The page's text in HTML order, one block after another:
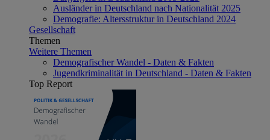
Ausländer in Deutschland nach Nationalität 2025
Demografie: Altersstruktur in Deutschland 2024
Gesellschaft
Themen
Weitere Themen
Demografischer Wandel - Daten & Fakten
Jugendkriminalität in Deutschland - Daten & Fakten
Top Report